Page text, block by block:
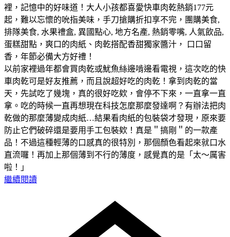
裡，記憶中的好味道！大人小孩都喜愛快車肉乾熱銷177元
起，難以忘懷的吮指美味，手刀搶購折扣享不完，團購美食,
排隊美食, 水果禮盒, 異國點心, 地方名產, 熱銷零嘴, 人氣飲品,
蛋糕甜點，爽口的肉紙、肉乾搭配香甜獨家醬汁， 口口留
香，年節必備大方好禮！
以前家裡過年都會買肉乾或魷魚絲邊啃邊看電視，這次吃的快
車肉乾可是好友推薦，而且說超好吃的肉乾！拿到肉乾的當
天，先試吃了幾塊，真的很好吃欸，會停不下來，一直拿一直
拿。吃的時候一直再想現在科技怎麼那麼發達啊？有辦法把肉
乾做的那麼薄變成肉紙…結果看肉紙的包裝袋才發現，原來要
防止它們破碎還是要用手工包裝欸！真是＂搞剛＂的一款產
品！不過這種輕薄的口感真的很特別，那個顏色看起來就口水
直流囉！再加上那個薄到不行的薄度，感覺真的是「太～厲害
啦！」
繼續閱讀